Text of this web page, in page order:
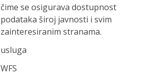
čime se osigurava dostupnost
podataka široj javnosti i svim
zainteresiranim stranama.
usluga
WFS